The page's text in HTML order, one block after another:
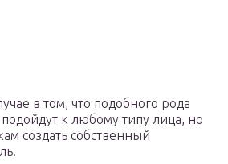
в том, что подобного рода
к любому типу лица, но
создать собственный